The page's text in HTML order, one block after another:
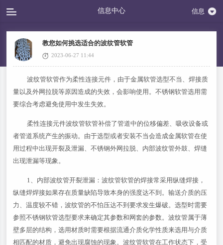
信息中心 信息
教您如何挑选适合的波纹管软管
2023-06-27 11:44
波纹管软管作为柔性连接元件，由于金属软管选型不当、焊接质
量以及外网拉脱等原因造成的失效，会影响使用。不锈钢软管选用需
要综合考虑避免使用中发生失效。
柔性连接元件波纹管软管补偿了管道中的位移偏差、吸收设备或
者管道系统产生的振动。由于选型或者安装不当会造成金属软管在使
用过程中出现开裂及泄漏、不锈钢外网拉脱、内部波纹管外鼓、焊缝
出现泄漏等现象。
1、内部波纹管开裂泄漏：波纹管软管的焊接常采用纵缝焊接，
纵缝焊焊接如果存在质量缺陷导致本身的强度达不到。输送介质的压
力、温度较不错，波纹管的不怕压达不到要求发生爆破。选型时需要
参照不锈钢软管选型要求来确定其参数和网套的参数。波纹管属于薄
壁多层的结构，选用材质时需要根据流通介质化学性质来选用与介质
相匹配的材质，避免出现腐蚀的现象。波纹管软管在工作状态下，受